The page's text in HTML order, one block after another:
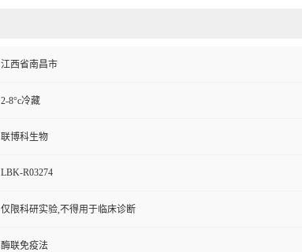
江西省南昌市
2-8°c冷藏
联博科生物
LBK-R03274
仅限科研实验,不得用于临床诊断
酶联免疫法